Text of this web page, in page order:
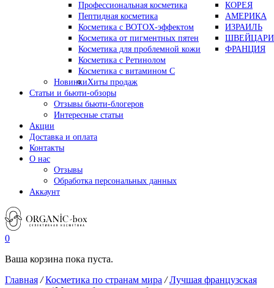
Профессиональная косметика
Пептидная косметика
Косметика с BOTOX-эффектом
Косметика от пигментных пятен
Косметика для проблемной кожи
Косметика с Ретинолом
Косметика с витамином С
КОРЕЯ
АМЕРИКА
ИЗРАИЛЬ
ФРАНЦИЯ
НовинкиХиты продаж
Статьи и бьюти-обзоры
Отзывы бьюти-блогеров
Интересные статьи
Акции
Доставка и оплата
Контакты
О нас
Отзывы
Обработка персональных данных
Аккаунт
0
Ваша корзина пока пуста.
Главная /Косметика по странам мира /Лучшая французская